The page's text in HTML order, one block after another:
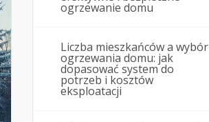
ogrzewanie domu
Liczba mieszkańców a wybór
ogrzewania domu: jak
dopasować system do
potrzeb i kosztów
eksploatacji